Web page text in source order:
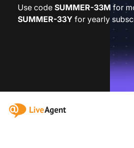
Use code SUMMER-33M for
SUMMER-33Y for yearly
:site.title